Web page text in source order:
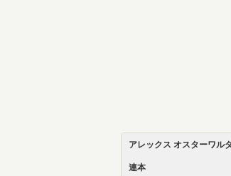
アレックス オスターワル
連本